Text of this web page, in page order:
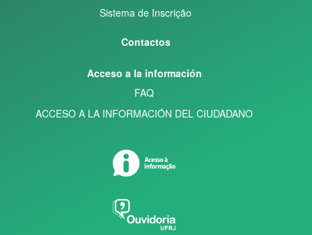
Sistema de Inscrição
Contactos
Acceso a la información
FAQ
ACCESO A LA INFORMACIÓN DEL CIUDADANO